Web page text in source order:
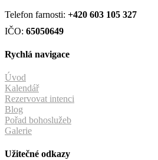
Telefon farnosti: +420 603 105 327
IČO: 65050649
Rychlá navigace
Úvod
Kalendář
Rezervovat intenci
Blog
Pořad bohoslužeb
Galerie
Užitečné odkazy